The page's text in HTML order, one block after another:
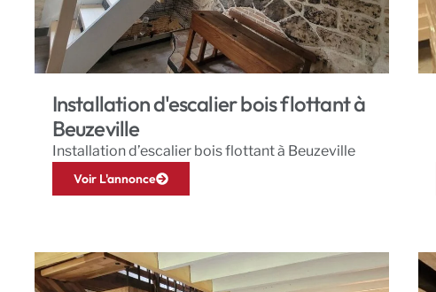
Installation d'escalier bois flottant à
Beuzeville
Installation d’escalier bois flottant à Beuzeville
Voir L'annonce